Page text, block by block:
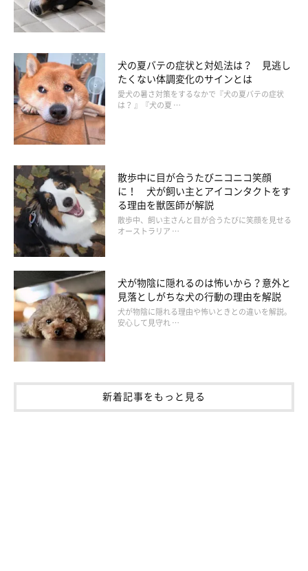
う。奥歯がどこまであるのか、指先で確認しながら磨くと、磨き
残しの心配がありません。
犬の夏バテの症状と対処法は？ 見逃し
たくない体調変化のサインとは
愛犬の暑さ対策をするなかで『犬の夏バテの症状
は？ 』『犬の夏 …
散歩中に目が合うたびニコニコ笑顔
に！ 犬が飼い主とアイコンタクトをす
る理由を獣医師が解説
散歩中、飼い主さんと目が合うたびに笑顔を見せる
オーストラリア …
犬が物陰に隠れるのは怖いから？意外と
見落としがちな犬の行動の理由を解説
犬が物陰に隠れる理由や怖いときとの違いを解説。
安心して見守れ …
新着記事をもっと見る